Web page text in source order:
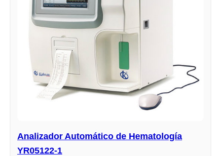
Analizador Automático de Hematología
YR05122-1